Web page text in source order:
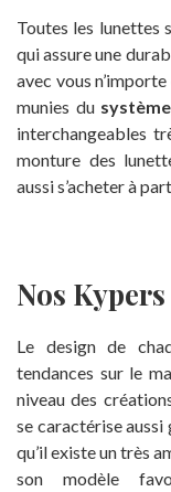
Toutes les lunettes
qui assure une
avec vous
munies du
interchangeables
monture des
aussi s’acheter à part.
Nos
Le design de
tendances sur le
niveau des
se caractérise aussi
qu’il existe un très
son modèle